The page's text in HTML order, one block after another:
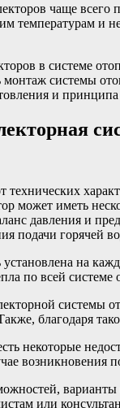
чаще
температурам и
в системе
монтаж системы
и
технических
может иметь
давления и
подачи горячей
на
по всей системе
системы
благодаря
некоторые
возникновения
или